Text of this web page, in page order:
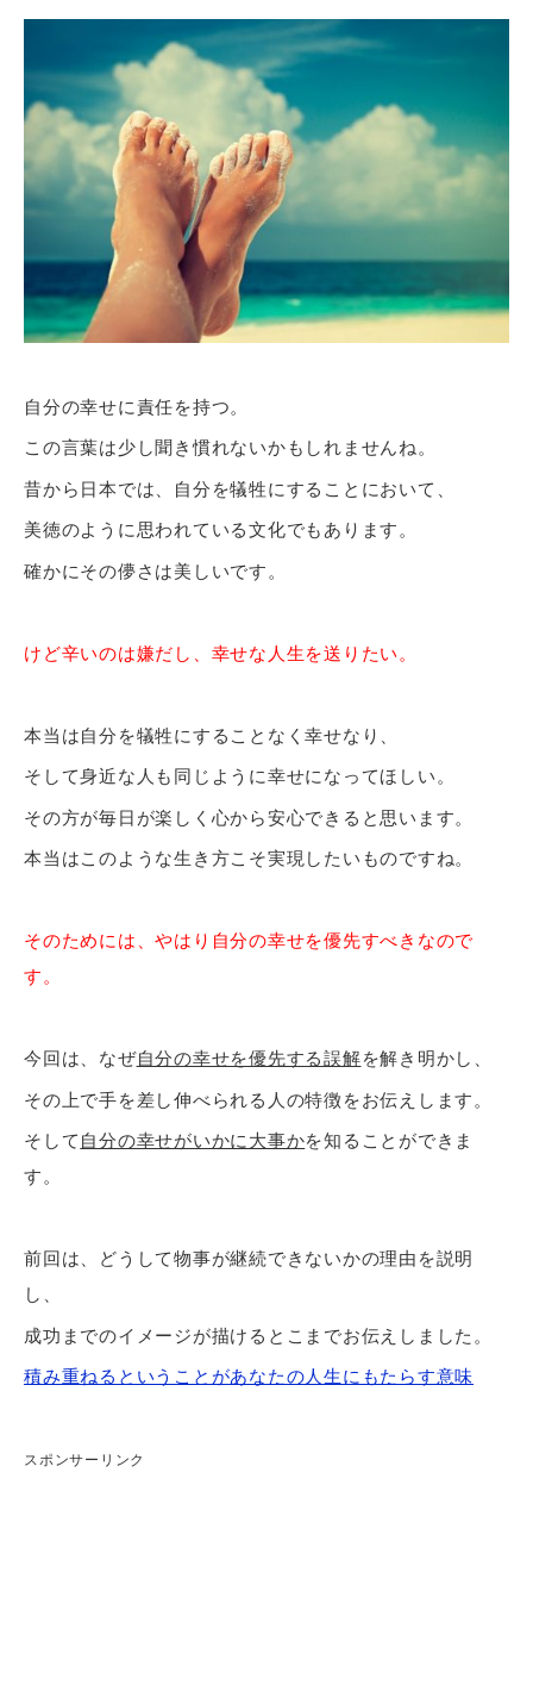
自分の幸せに責任を持つ。
この言葉は少し聞き慣れないかもしれませんね。
昔から日本では、自分を犠牲にすることにおいて、
美徳のように思われている文化でもあります。
確かにその儚さは美しいです。
けど辛いのは嫌だし、幸せな人生を送りたい。
本当は自分を犠牲にすることなく幸せなり、
そして身近な人も同じように幸せになってほしい。
その方が毎日が楽しく心から安心できると思います。
本当はこのような生き方こそ実現したいものですね。
そのためには、やはり自分の幸せを優先すべきなので
す。
今回は、なぜ自分の幸せを優先する誤解を解き明かし、
その上で手を差し伸べられる人の特徴をお伝えします。
そして 自分の幸せがいかに大事かを知ることができま
す。
前回は、どうして物事が継続できないかの理由を説明
し、
成功までのイメージが描けるとこまでお伝えしました。
積み重ねるということがあなたの人生にもたらす意味
スポンサーリンク